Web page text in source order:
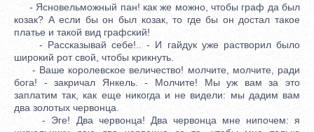
- Ясновельможный пан! как же можно, чтобы граф да был
козак? А если бы он был козак, то где бы он достал такое
платье и такой вид графский!
- Рассказывай себе!.. - И гайдук уже растворил было
широкий рот свой, чтобы крикнуть.
- Ваше королевское величество! молчите, молчите, ради
бога! - закричал Янкель. - Молчите! Мы уж вам за это
заплатим так, как еще никогда и не видели: мы дадим вам
два золотых червонца.
- Эге! Два червонца! Два червонца мне нипочем: я